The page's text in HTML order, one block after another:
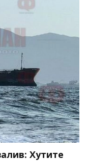
Хутите